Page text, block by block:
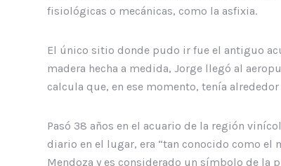
fisiológicas o mecánicas, como la asfixia.
El único sitio donde pudo ir fue el antiguo
madera hecha a medida, Jorge llegó al
calcula que, en ese momento, tenía alrededor
Pasó 38 años en el acuario de la región
diario en el lugar, era “tan conocido como
Mendoza y es considerado un símbolo de la